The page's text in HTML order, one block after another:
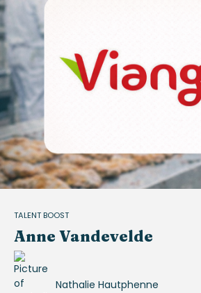
TALENT BOOST
Anne Vandevelde
Nathalie Hautphenne